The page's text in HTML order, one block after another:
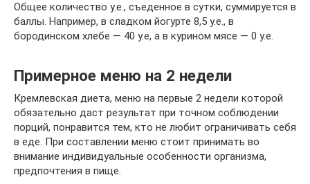
Общее количество у.е., съеденное в сутки, суммируется в
баллы. Например, в сладком йогурте 8,5 у.е., в
бородинском хлебе — 40 у.е, а в курином мясе — 0 у.е.
Примерное меню на 2 недели
Кремлевская диета, меню на первые 2 недели которой
обязательно даст результат при точном соблюдении
порций, понравится тем, кто не любит ограничивать себя
в еде. При составлении меню стоит принимать во
внимание индивидуальные особенности организма,
предпочтения в пище.